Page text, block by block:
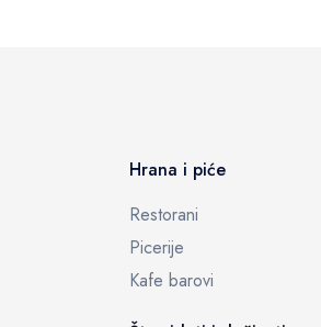
Hrana i piće
Restorani
Picerije
Kafe barovi